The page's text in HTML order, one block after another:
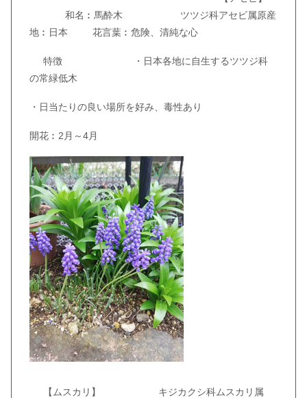
和名︰馬酔木 ツツジ科アセビ属原産
地︰日本 花言葉︰危険、清純な心
特徴 ・日本各地に自生するツツジ科
の常緑低木
・日当たりの良い場所を好み、毒性あり
開花︰2月～4月
【ムスカリ】 キジカクシ科ムスカリ属